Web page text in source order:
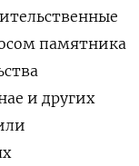
памятника
и других